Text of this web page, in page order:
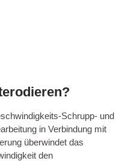
Schrupp- und
in Verbindung mit
überwindet das
den